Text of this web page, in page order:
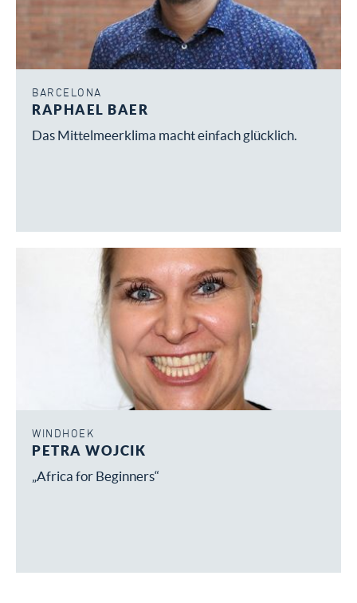
BARCELONA
RAPHAEL BAER
Das Mittelmeerklima macht einfach glücklich.
WINDHOEK
PETRA WOJCIK
„Africa for Beginners“